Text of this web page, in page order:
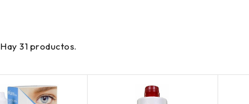
Hay 31 productos.